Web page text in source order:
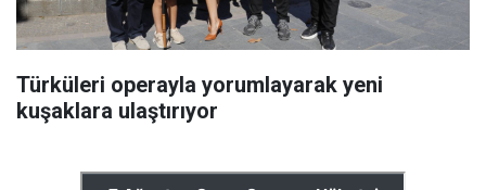
Türküleri operayla yorumlayarak yeni
kuşaklara ulaştırıyor